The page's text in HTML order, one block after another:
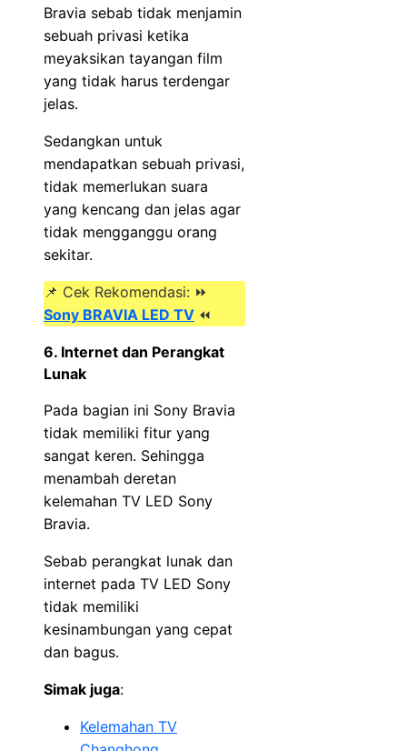
Bravia sebab tidak menjamin
sebuah privasi ketika
meyaksikan tayangan film
yang tidak harus terdengar
jelas.
Sedangkan untuk
mendapatkan sebuah privasi,
tidak memerlukan suara
yang kencang dan jelas agar
tidak mengganggu orang
sekitar.
📌 Cek Rekomendasi: ⏩
Sony BRAVIA LED TV ⏪
6. Internet dan Perangkat
Lunak
Pada bagian ini Sony Bravia
tidak memiliki fitur yang
sangat keren. Sehingga
menambah deretan
kelemahan TV LED Sony
Bravia.
Sebab perangkat lunak dan
internet pada TV LED Sony
tidak memiliki
kesinambungan yang cepat
dan bagus.
Simak juga:
Kelemahan TV